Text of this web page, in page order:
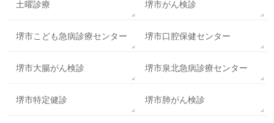
土曜診療 堺市がん検診
堺市こども急病診療センター 堺市口腔保健センター
堺市大腸がん検診 堺市泉北急病診療センター
堺市特定健診 堺市肺がん検診